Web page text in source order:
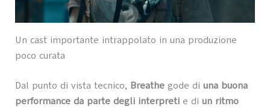
Un cast importante intrappolato in una produzione
poco curata
Dal punto di vista tecnico, Breathegode di una buona
performance da parte degli interpretie di un ritmo